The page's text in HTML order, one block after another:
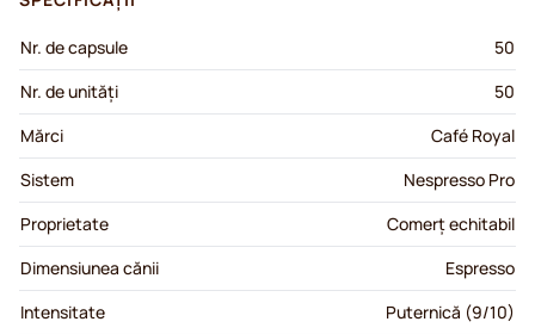
Nr. de capsule
50
Nr. de unități
50
Mărci
Café Royal
Sistem
Nespresso Pro
Proprietate
Comerț echitabil
Dimensiunea cănii
Espresso
Intensitate
Puternică (9/10)